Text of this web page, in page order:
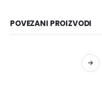
POVEZANI PROIZVODI